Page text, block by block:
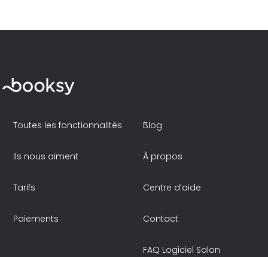
Toutes les fonctionnalités
Ils nous aiment
Tarifs
Paiements
Blog
À propos
Centre d’aide
Contact
FAQ Logiciel Salon